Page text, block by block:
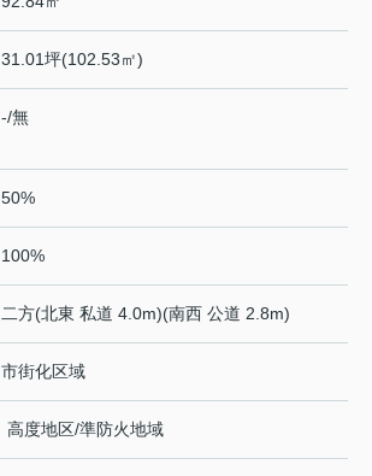
31.01坪(102.53㎡)
-/無
50%
100%
二方(北東 私道 4.0m)(南西 公道 2.8m)
市街化区域
高度地区/準防火地域